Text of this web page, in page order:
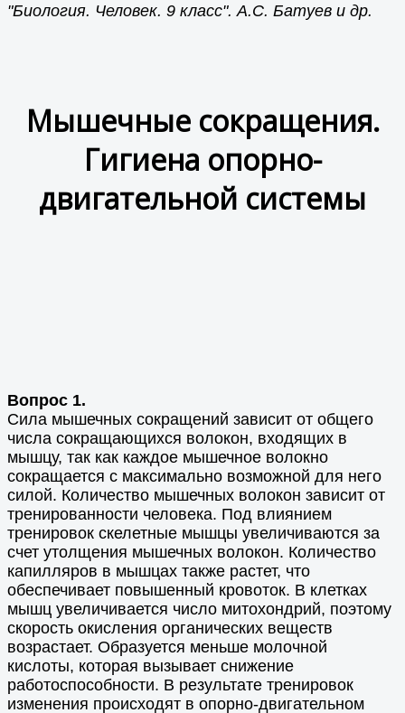
"Биология. Человек. 9 класс". А.С. Батуев и др.
Мышечные сокращения.
Гигиена опорно-
двигательной системы
Вопрос 1.
Сила мышечных сокращений зависит от общего
числа сокращающихся волокон, входящих в
мышцу, так как каждое мышечное волокно
сокращается с максимально возможной для него
силой. Количество мышечных волокон зависит от
тренированности человека. Под влиянием
тренировок скелетные мышцы увеличиваются за
счет утолщения мышечных волокон. Количество
капилляров в мышцах также растет, что
обеспечивает повышенный кровоток. В клетках
мышц увеличивается число митохондрий, поэтому
скорость окисления органических веществ
возрастает. Образуется меньше молочной
кислоты, которая вызывает снижение
работоспособности. В результате тренировок
изменения происходят в опорно-двигательном